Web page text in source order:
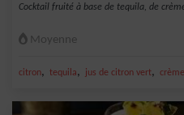
Cocktail fruité à base de tequila, de
Moyenne
citron, tequila, jus de citron vert,